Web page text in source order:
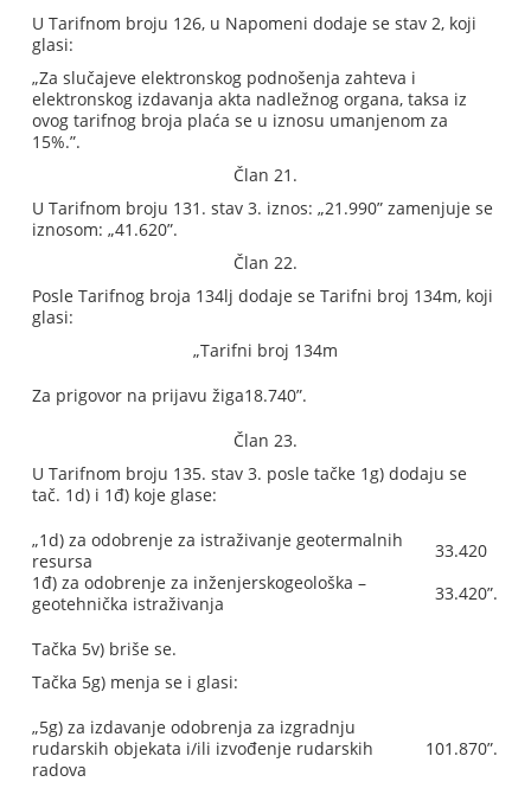
U Tarifnom broju 126, u Napomeni dodaje se stav 2, koji
glasi:
„Za slučajeve elektronskog podnošenja zahteva i
elektronskog izdavanja akta nadležnog organa, taksa iz
ovog tarifnog broja plaća se u iznosu umanjenom za
15%.”.
Član 21.
U Tarifnom broju 131. stav 3. iznos: „21.990” zamenjuje se
iznosom: „41.620”.
Član 22.
Posle Tarifnog broja 134lj dodaje se Tarifni broj 134m, koji
glasi:
„Tarifni broj 134m
Za prigovor na prijavu žiga18.740”.
Član 23.
U Tarifnom broju 135. stav 3. posle tačke 1g) dodaju se
tač. 1d) i 1đ) koje glase:
„1d) za odobrenje za istraživanje geotermalnih
resursa
33.420
1đ) za odobrenje za inženjerskogeološka –
geotehnička istraživanja
33.420”.
Tačka 5v) briše se.
Tačka 5g) menja se i glasi:
„5g) za izdavanje odobrenja za izgradnju
rudarskih objekata i/ili izvođenje rudarskih
radova
101.870”.